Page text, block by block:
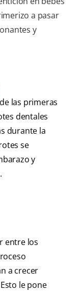
a pasar
y
las primeras
dentales
durante la
se
y
entre los
a crecer
le pone